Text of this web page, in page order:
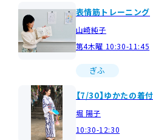
表情筋トレーニング
山崎純子
第4木曜 10:30-11:45
ぎふ
【7/30】ゆかたの着
堀 陽子
10:30-12:30